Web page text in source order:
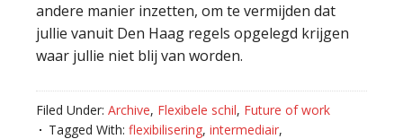
andere manier inzetten, om te vermijden dat
jullie vanuit Den Haag regels opgelegd krijgen
waar jullie niet blij van worden.
Filed Under: Archive, Flexibele schil, Future of work
Tagged With: flexibilisering, intermediair,